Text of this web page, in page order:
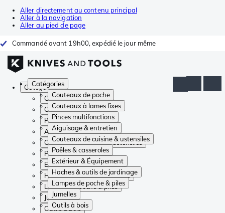
Aller directement au contenu principal
Aller à la navigation
Aller au pied de page
Commandé avant 19h00, expédié le jour même
Catégories
Couteaux de poche
Couteaux à lames fixes
Pinces multifonctions
Aiguisage & entretien
Couteaux de cuisine & ustensiles
Poêles & casseroles
Extérieur & Équipement
Haches & outils de jardinage
Lampes de poche & piles
Jumelles
Outils à bois
Catégories
Couteaux de poche
Couteaux à lames fixes
Pinces multifonctions
Aiguisage & entretien
Couteaux de cuisine & ustensiles
Poêles & casseroles
Extérieur & Équipement
Haches & outils de jardinage
Lampes de poche & piles
Jumelles
Outils à bois